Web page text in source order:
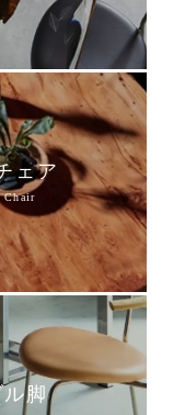
ェア
ル脚